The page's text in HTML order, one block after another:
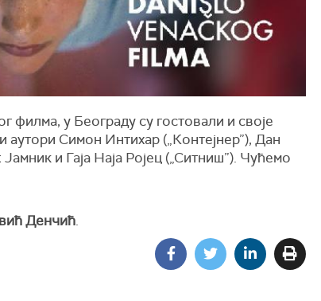
филма, у Београду су гостовали и своје
аутори Симон Интихар („Контејнер”), Дан
и Гаја Наја Ројец („Ситниш”). Чућемо
Денчић.